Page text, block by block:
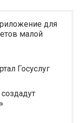
для
малой
Госуслуг